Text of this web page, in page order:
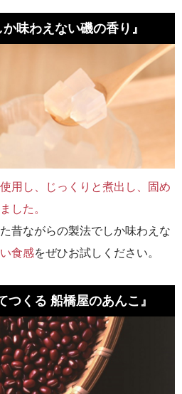
か味わえない磯の香り』
用し、じっくりと煮出し、固め
ました。
昔ながらの製法でしか味わえな
食感をぜひお試しください。
つくる 船橋屋のあんこ』